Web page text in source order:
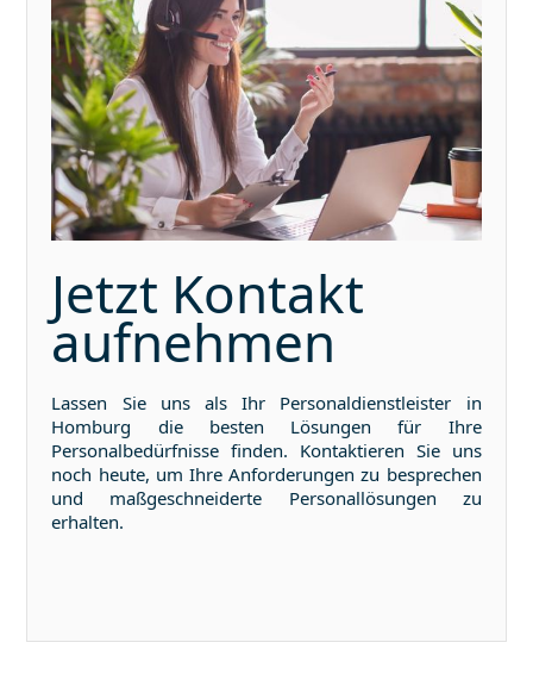
Jetzt Kontakt
aufnehmen
Lassen Sie uns als Ihr Personaldienstleister in
Homburg die besten Lösungen für Ihre
Personalbedürfnisse finden. Kontaktieren Sie uns
noch heute, um Ihre Anforderungen zu besprechen
und maßgeschneiderte Personallösungen zu
erhalten.